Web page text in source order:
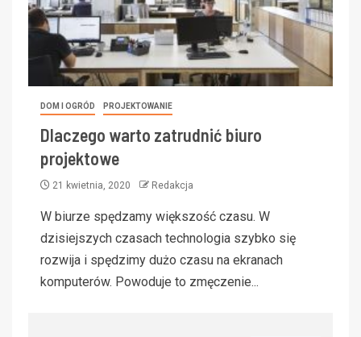
DOM I OGRÓD PROJEKTOWANIE
Dlaczego warto zatrudnić biuro
projektowe
21 kwietnia, 2020 Redakcja
W biurze spędzamy większość czasu. W
dzisiejszych czasach technologia szybko się
rozwija i spędzimy dużo czasu na ekranach
komputerów. Powoduje to zmęczenie...